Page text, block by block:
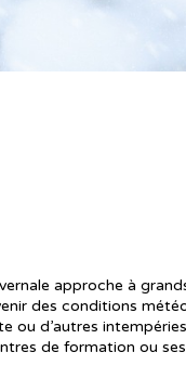
approche à
des conditions
ou d’autres
de formation ou